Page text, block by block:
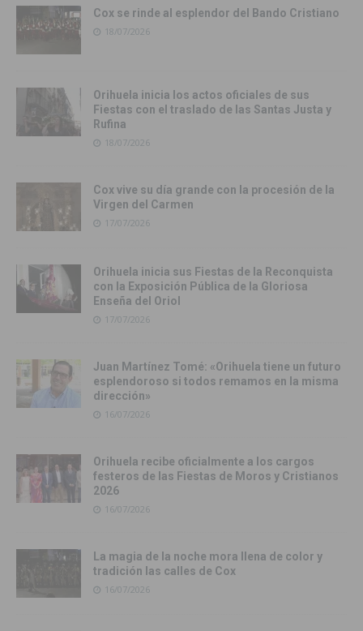
Cox se rinde al esplendor del Bando Cristiano
18/07/2026
Orihuela inicia los actos oficiales de sus
Fiestas con el traslado de las Santas Justa y
Rufina
18/07/2026
Cox vive su día grande con la procesión de la
Virgen del Carmen
17/07/2026
Orihuela inicia sus Fiestas de la Reconquista
con la Exposición Pública de la Gloriosa
Enseña del Oriol
17/07/2026
Juan Martínez Tomé: «Orihuela tiene un futuro
esplendoroso si todos remamos en la misma
dirección»
16/07/2026
Orihuela recibe oficialmente a los cargos
festeros de las Fiestas de Moros y Cristianos
2026
16/07/2026
La magia de la noche mora llena de color y
tradición las calles de Cox
16/07/2026